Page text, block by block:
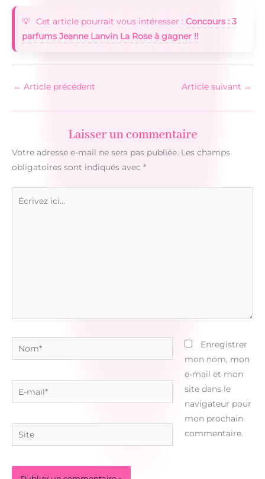
Cet article pourrait vous intéresser : Concours : 3
parfums Jeanne Lanvin La Rose à gagner !!
← Article précédent Article suivant →
Laisser un commentaire
Votre adresse e-mail ne sera pas publiée. Les champs
obligatoires sont indiqués avec *
Nom*
E-
mail*
Site
Enregistrer
mon nom, mon
e-mail et mon
site dans le
navigateur pour
mon prochain
commentaire.